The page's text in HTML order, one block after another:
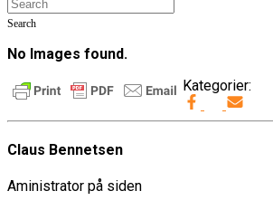
Search
No Images found.
Kategorier:
Claus Bennetsen
Aministrator på siden